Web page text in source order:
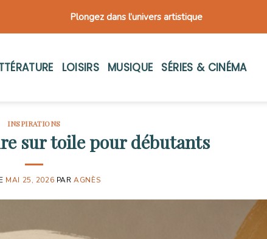
Plongez dans l’univers artistique
LOISIRS MUSIQUE SÉRIES & CINÉMA
INSPIRATIONS
sur toile pour débutants
MAI 25, 2026 PARAGNÈS